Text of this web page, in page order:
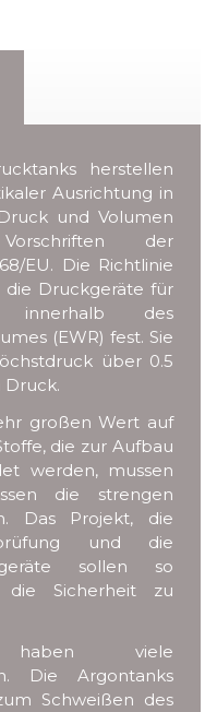
herstellen
Ausrichtung in
und Volumen
der
EU. Die Richtlinie
Druckgeräte für
innerhalb des
(EWR) fest. Sie
über 0.5
großen Wert auf
die zur Aufbau
werden, mussen
die strengen
Das Projekt, die
und die
sollen so
die Sicherheit zu
viele
Die Argontanks
Schweißen des